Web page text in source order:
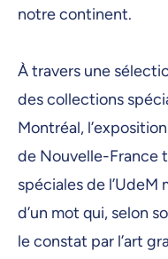
4 février
6 février
9 février
10 février
11 février
12 février
13 février
notre continent.
À travers une
des collections
Montréal,
de Nouvelle-France
spéciales de
d’un mot qui, selon
le constat par l’art